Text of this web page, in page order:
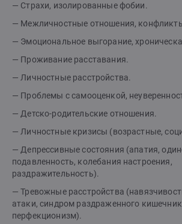
— Страхи, изолированные фобии.
— Межличностные отношения,
— Эмоциональное выгорание,
— Проживание расставания.
— Личностные расстройства.
— Проблемы с самооценкой,
— Детско-родительские отношения.
— Личностные кризисы (возрастные,
— Депрессивные состояния (апатия,
подавленность, колебания настроения,
раздражительность).
— Тревожные расстройства
атаки, синдром раздраженного
перфекционизм).